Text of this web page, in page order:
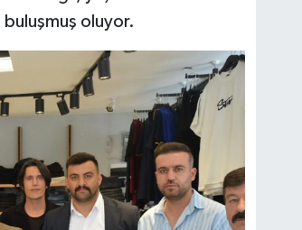
buluşmuş oluyor.